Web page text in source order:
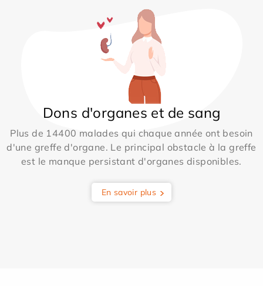
Dons d'organes et de sang
Plus de 14400 malades qui chaque année ont besoin
d'une greffe d'organe. Le principal obstacle à la greffe
est le manque persistant d'organes disponibles.
En savoir plus